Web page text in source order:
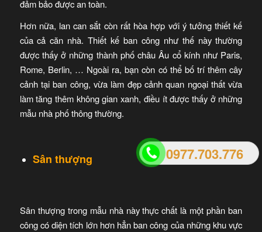
0977.703.776
đảm bảo được an toàn.
Hơn nữa, lan can sắt còn rất hòa hợp với ý tưởng thiết kế
của cả căn nhà. Thiết kế ban công như thế này thường
được thấy ở những thành phố châu Âu cổ kính như Paris,
Rome, Berlin, … Ngoài ra, bạn còn có thể bố trí thêm cây
cảnh tại ban công, vừa làm đẹp cảnh quan ngoại thất vừa
làm tăng thêm không gian xanh, điều ít được thấy ở những
mẫu nhà phố thông thường.
Sân thượng
Sân thượng trong mẫu nhà này thực chất là một phần ban
công có diện tích lớn hơn hẳn ban công của những khu vực